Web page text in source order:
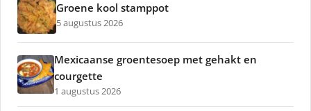
Groene kool stamppot
5 augustus 2026
Mexicaanse groentesoep met gehakt en
courgette
1 augustus 2026